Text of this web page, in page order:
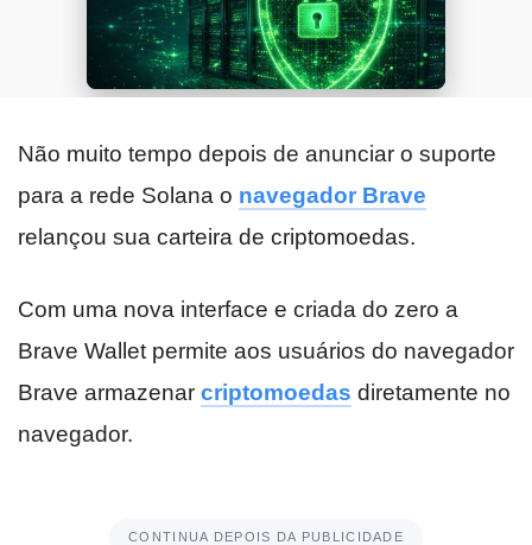
Não muito tempo depois de anunciar o suporte
para a rede Solana o navegador Brave
relançou sua carteira de criptomoedas.
Com uma nova interface e criada do zero a
Brave Wallet permite aos usuários do navegador
Brave armazenar criptomoedas diretamente no
navegador.
CONTINUA DEPOIS DA PUBLICIDADE